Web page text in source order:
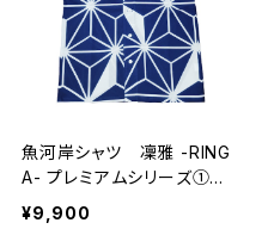
魚河岸シャツ 凜雅 -RING
A- プレミアムシリーズ①
麻かざぐるま Lサイズ 認
¥9,900